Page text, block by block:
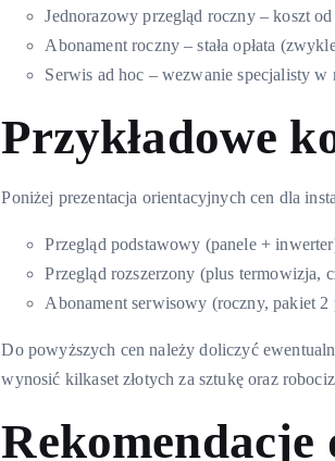
Jednorazowy przegląd roczny – koszt od
Abonament roczny – stała opłata
Serwis ad hoc – wezwanie specjalisty w
Przykładowe
Poniżej prezentacja orientacyjnych cen dla
Przegląd podstawowy (panele +
Przegląd rozszerzony (plus termowizja,
Abonament serwisowy (roczny, pakiet
Do powyższych cen należy doliczyć
wynosić kilkaset złotych za sztukę oraz